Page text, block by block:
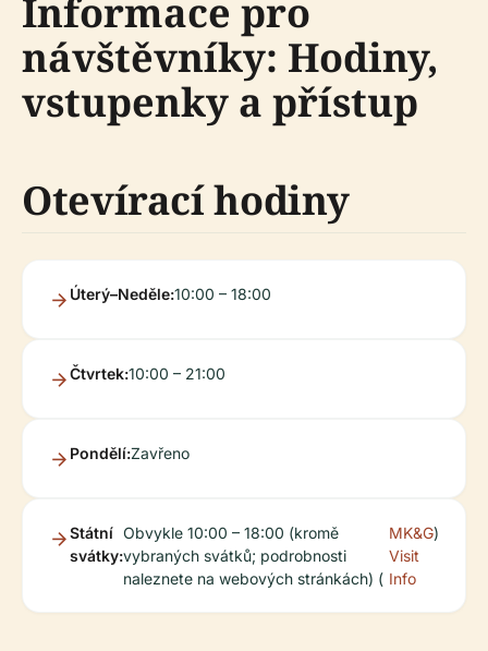
Informace pro
návštěvníky: Hodiny,
vstupenky a přístup
Otevírací hodiny
Úterý–Neděle:10:00 – 18:00
Čtvrtek:10:00 – 21:00
Pondělí:Zavřeno
Státní
svátky:
Obvykle 10:00 – 18:00 (kromě
vybraných svátků; podrobnosti
naleznete na webových stránkách) (
MK&G
Visit
Info
)